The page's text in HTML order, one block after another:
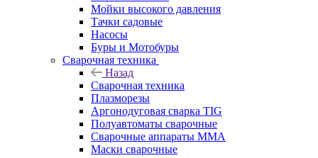
Мойки высокого давления
Тачки садовые
Насосы
Буры и Мотобуры
Сварочная техника
Назад
Сварочная техника
Плазморезы
Аргонодуговая сварка TIG
Полуавтоматы сварочные
Сварочные аппараты ММА
Маски сварочные